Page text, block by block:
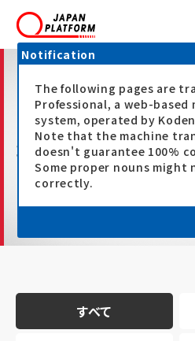
最新情報
すべて
Notification
The following pages are
Professional, a web-
system, operated by
Note that the machine
doesn't guarantee 100%
Some proper nouns might
correctly.